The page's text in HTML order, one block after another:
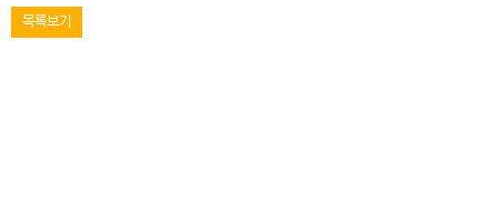
목록보기